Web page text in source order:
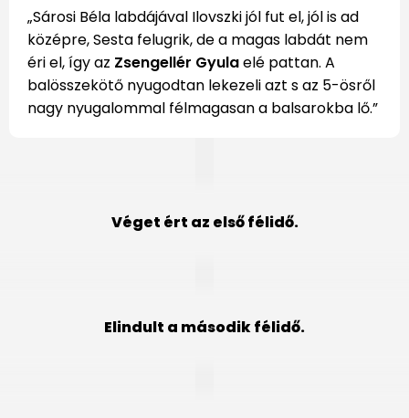
„Sárosi Béla labdájával Ilovszki jól fut el, jól is ad
középre, Sesta felugrik, de a magas labdát nem
éri el, így az Zsengellér Gyulaelé pattan. A
balösszekötő nyugodtan lekezeli azt s az 5-ösről
nagy nyugalommal félmagasan a balsarokba lő.”
Véget ért az első félidő.
Elindult a második félidő.